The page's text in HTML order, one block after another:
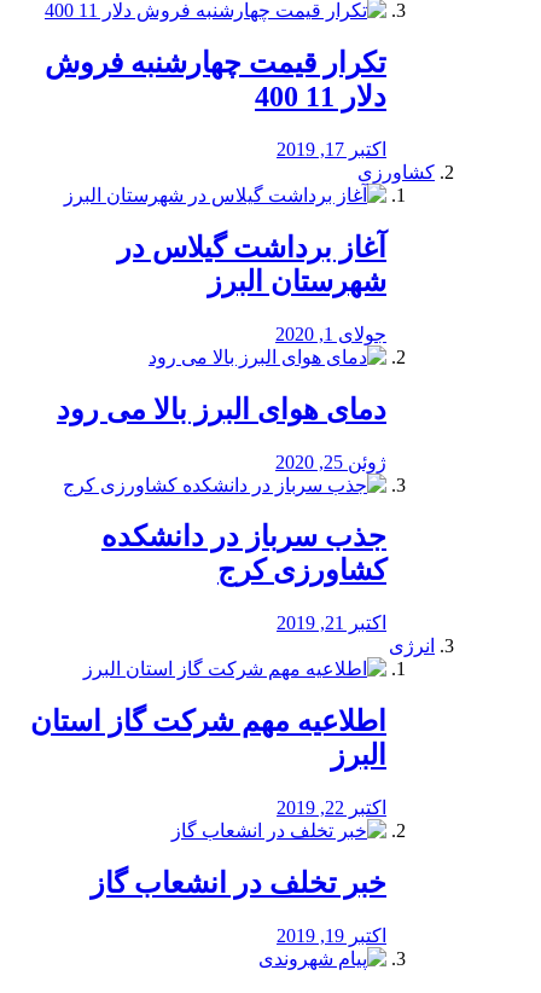
تکرار قیمت چهارشنبه فروش
دلار 11 400
اکتبر 17, 2019
کشاورزی
آغاز برداشت گیلاس در
شهرستان البرز
جولای 1, 2020
دمای هوای البرز بالا می رود
ژوئن 25, 2020
جذب سرباز در دانشکده
کشاورزی کرج
اکتبر 21, 2019
انرژی
️اطلاعیه مهم شرکت گاز استان
البرز
اکتبر 22, 2019
خبر تخلف در انشعاب گاز
اکتبر 19, 2019